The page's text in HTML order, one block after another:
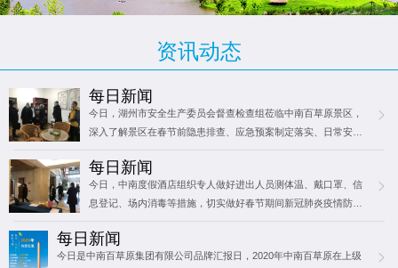
资讯动态
每日新闻
今日，湖州市安全生产委员会督查检查组莅临中南百草原景区，
深入了解景区在春节前隐患排查、应急预案制定落实、日常安全
来好消息，新年的首批天鹅宝宝顺利…
每日新闻
今日，中南度假酒店组织专人做好进出人员测体温、戴口罩、信
息登记、场内消毒等措施，切实做好春节期间新冠肺炎疫情防控
喂，非洲大羚羊体型虽然巨大，但性格…
每日新闻
今日是中南百草原集团有限公司品牌汇报日，2020年中南百草原在上级